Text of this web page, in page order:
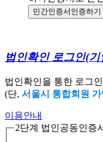
민간인증서 인증하기
법인확인 로그인(기
법인확인을 통한 로그
(단, 서울시 통합회원
이용안내
2단계 법인공동인증